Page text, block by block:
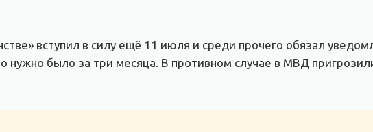
вступил в силу ещё 11 июля и среди прочего обязал
нужно было за три месяца. В противном случае в МВД